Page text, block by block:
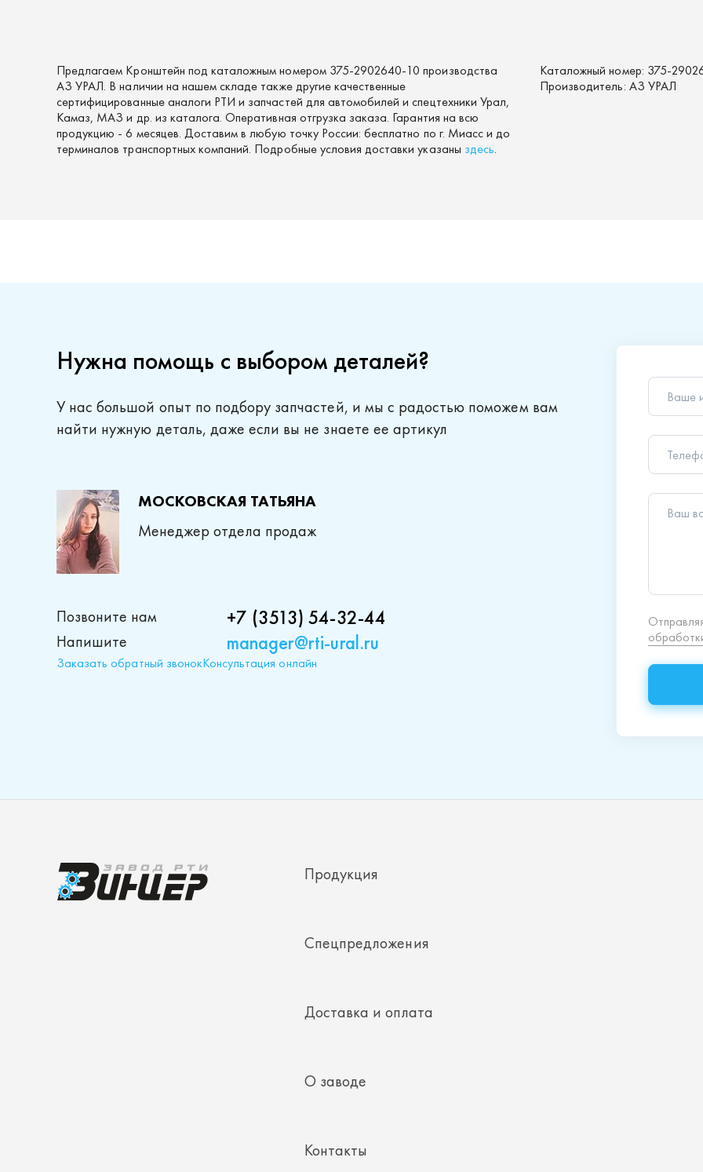
Предлагаем Кронштейн под каталожным номером 375-2902640-10 производства
АЗ УРАЛ. В наличии на нашем складе также другие качественные
сертифицированные аналоги РТИ и запчастей для автомобилей и спецтехники Урал,
Камаз, МАЗ и др. из каталога. Оперативная отгрузка заказа. Гарантия на всю
продукцию - 6 месяцев. Доставим в любую точку России: бесплатно по г. Миасс и до
терминалов транспортных компаний. Подробные условия доставки указаны здесь.
Каталожный номер: 375-
Производитель: АЗ УРАЛ
Нужна помощь с выбором деталей?
У нас большой опыт по подбору запчастей, и мы с радостью поможем вам
найти нужную деталь, даже если вы не знаете ее артикул
МОСКОВСКАЯ ТАТЬЯНА
Менеджер отдела продаж
Позвоните нам +7 (3513) 54-32-44
Напишите manager@rti-ural.ru
Заказать обратный звонокКонсультация онлайн
Ваше
Ваш
Спецпредложения
Доставка и оплата
О заводе
Контакты
Полезная информация